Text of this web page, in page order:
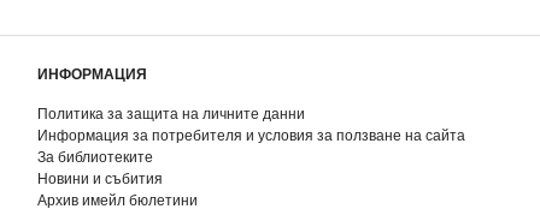
ИНФОРМАЦИЯ
Политика за защита на личните данни
Информация за потребителя и условия за ползване на сайта
За библиотеките
Новини и събития
Архив имейл бюлетини